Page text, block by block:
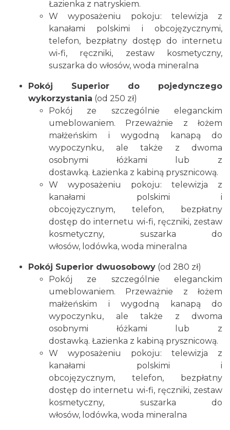
Łazienka z natryskiem.
W wyposażeniu pokoju: telewizja z
kanałami polskimi i obcojęzycznymi,
telefon, bezpłatny dostęp do internetu
wi-fi, ręczniki, zestaw kosmetyczny,
suszarka do włosów, woda mineralna
Pokój Superior do pojedynczego
wykorzystania (od 250 zł)
Pokój ze szczególnie eleganckim
umeblowaniem. Przeważnie z łożem
małżeńskim i wygodną kanapą do
wypoczynku, ale także z dwoma
osobnymi łóżkami lub z
dostawką. Łazienka z kabiną prysznicową.
W wyposażeniu pokoju: telewizja z
kanałami polskimi i
obcojęzycznym, telefon, bezpłatny
dostęp do internetu wi-fi, ręczniki, zestaw
kosmetyczny, suszarka do
włosów, lodówka, woda mineralna
Pokój Superior dwuosobowy (od 280 zł)
Pokój ze szczególnie eleganckim
umeblowaniem. Przeważnie z łożem
małżeńskim i wygodną kanapą do
wypoczynku, ale także z dwoma
osobnymi łóżkami lub z
dostawką. Łazienka z kabiną prysznicową.
W wyposażeniu pokoju: telewizja z
kanałami polskimi i
obcojęzycznym, telefon, bezpłatny
dostęp do internetu wi-fi, ręczniki, zestaw
kosmetyczny, suszarka do
włosów, lodówka, woda mineralna